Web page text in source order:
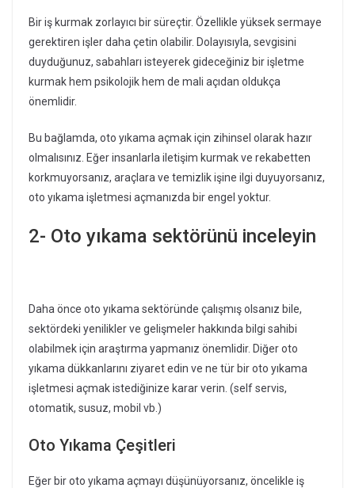
Bir iş kurmak zorlayıcı bir süreçtir. Özellikle yüksek sermaye
gerektiren işler daha çetin olabilir. Dolayısıyla, sevgisini
duyduğunuz, sabahları isteyerek gideceğiniz bir işletme
kurmak hem psikolojik hem de mali açıdan oldukça
önemlidir.
Bu bağlamda, oto yıkama açmak için zihinsel olarak hazır
olmalısınız. Eğer insanlarla iletişim kurmak ve rekabetten
korkmuyorsanız, araçlara ve temizlik işine ilgi duyuyorsanız,
oto yıkama işletmesi açmanızda bir engel yoktur.
2- Oto yıkama sektörünü inceleyin
Daha önce oto yıkama sektöründe çalışmış olsanız bile,
sektördeki yenilikler ve gelişmeler hakkında bilgi sahibi
olabilmek için araştırma yapmanız önemlidir. Diğer oto
yıkama dükkanlarını ziyaret edin ve ne tür bir oto yıkama
işletmesi açmak istediğinize karar verin. (self servis,
otomatik, susuz, mobil vb.)
Oto Yıkama Çeşitleri
Eğer bir oto yıkama açmayı düşünüyorsanız, öncelikle iş